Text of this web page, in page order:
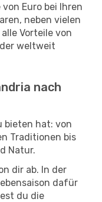
Euro bei Ihren
neben vielen
Vorteile von
weltweit
nach
bieten hat: von
Traditionen bis
Natur.
dir ab. In der
dafür
du die